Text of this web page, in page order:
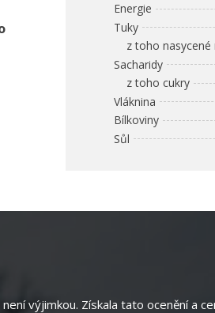
Energie
Tuky
z toho nasycené
Sacharidy
z toho cukry
Vláknina
Bílkoviny
Sůl
výjimkou. Získala tato ocenění a